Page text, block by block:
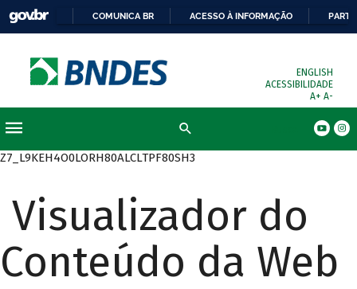
COMUNICA BR ACESSO À INFORMAÇÃO
ENGLISH
ACESSIBILIDADE
A+ A-
Z7_L9KEH4O0LORH80ALCLTPF80SH3
Visualizador do
Conteúdo da Web